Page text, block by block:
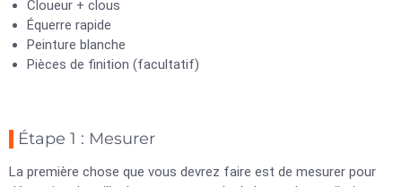
Cloueur + clous
Équerre rapide
Peinture blanche
Pièces de finition (facultatif)
Étape 1 : Mesurer
La première chose que vous devrez faire est de mesurer pour